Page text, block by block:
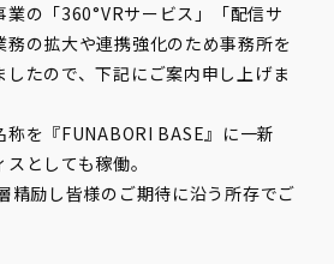
の「360°VRサービス」「配信サ
務の拡大や連携強化のため事務所を
たので、下記にご案内申し上げま
称を『FUNABORI BASE』に一新
としても稼働。
精励し皆様のご期待に沿う所存でご